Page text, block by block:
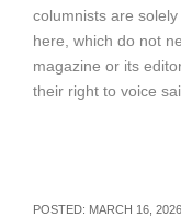
columnists are
here, which do not
magazine or its
their right to voice
POSTED: MARCH 16,